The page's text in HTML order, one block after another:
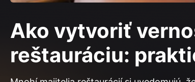
Ako vytvoriť
reštauráciu: